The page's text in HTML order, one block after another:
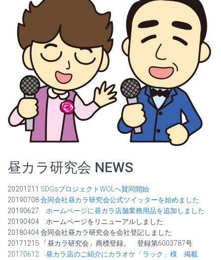
昼カラ研究会 NEWS
20201211 SDGsプロジェクトWOLへ賛同開始
20190708合同会社昼カラ研究会公式ツイッターを始めました
20190627 ホームページに昼カラ店舗業務用品を追加しました
20190404 ホームページをリニューアルしました
20180404 合同会社昼カラ研究会を会社登記しました
20171215 「昼カラ研究会」商標登録。 登録第6003787号
20170612 昼カラ店のご紹介にカラオケ「ラック」様 掲載